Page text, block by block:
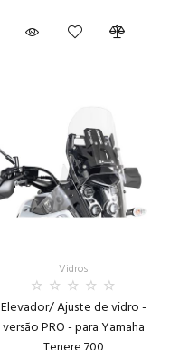
Vidros
Elevador/ Ajuste de vidro -
versão PRO - para Yamaha